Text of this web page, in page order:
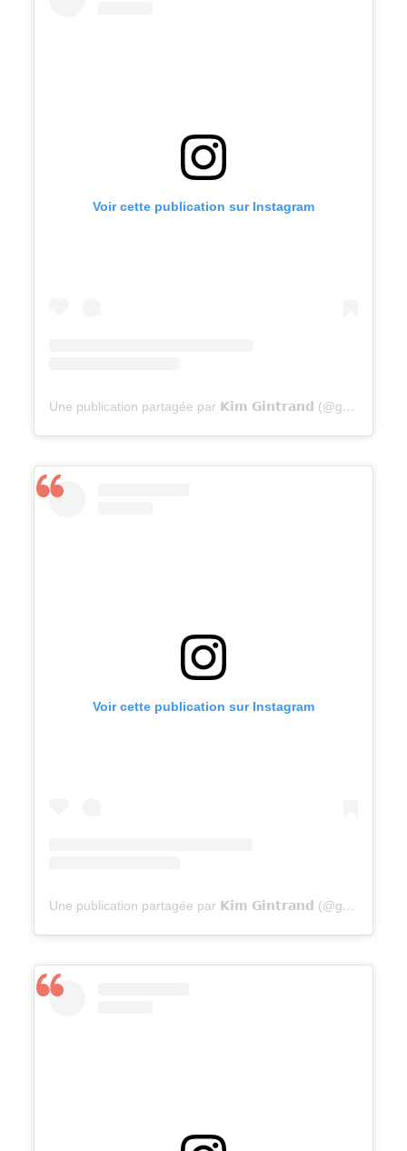
Voir cette publication sur Instagram
Une publication partagée par 𝗞𝗶𝗺 𝗚𝗶𝗻𝘁𝗿𝗮𝗻𝗱 (@gravel_kim)
Voir cette publication sur Instagram
Une publication partagée par 𝗞𝗶𝗺 𝗚𝗶𝗻𝘁𝗿𝗮𝗻𝗱 (@gravel_kim)